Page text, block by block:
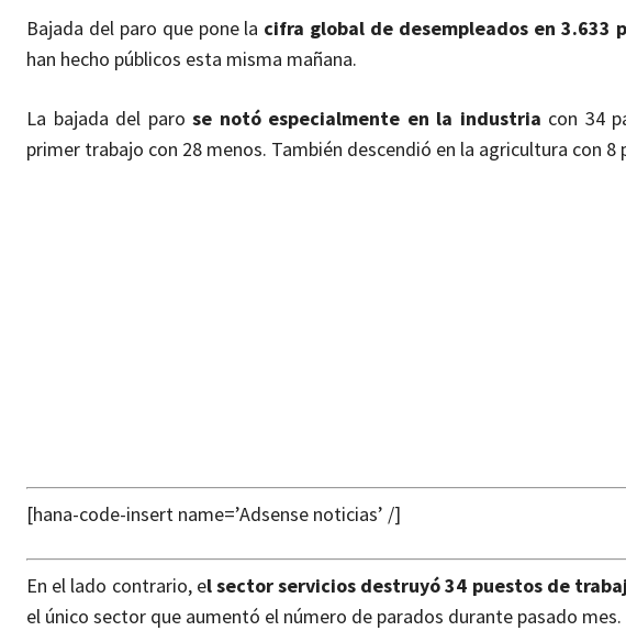
Bajada del paro que pone la cifra global de desempleados en 3.633
han hecho públicos esta misma mañana.
La bajada del paro se notó especialmente en la industria con 34
primer trabajo con 28 menos. También descendió en la agricultura con
[hana-code-insert name=’Adsense noticias’ /]
En el lado contrario, el sector servicios destruyó 34 puestos de
el único sector que aumentó el número de parados durante pasado mes.